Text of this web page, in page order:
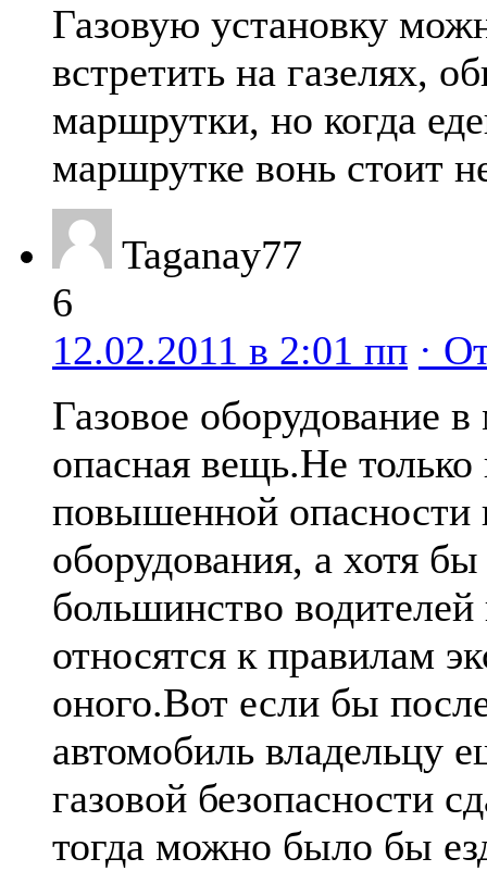
Газовую установку
встретить на газелях,
маршрутки, но когда
маршрутке вонь стоит
Taganay77
6
12.02.2011 в 2:01 пп ·
Газовое оборудование
опасная вещь.Не только
повышенной опасности
оборудования, а хотя бы
большинство водителей
относятся к правилам
оного.Вот если бы
автомобиль владельцу
газовой безопасности
тогда можно было бы